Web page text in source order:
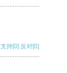
支持[0] 反对[0]